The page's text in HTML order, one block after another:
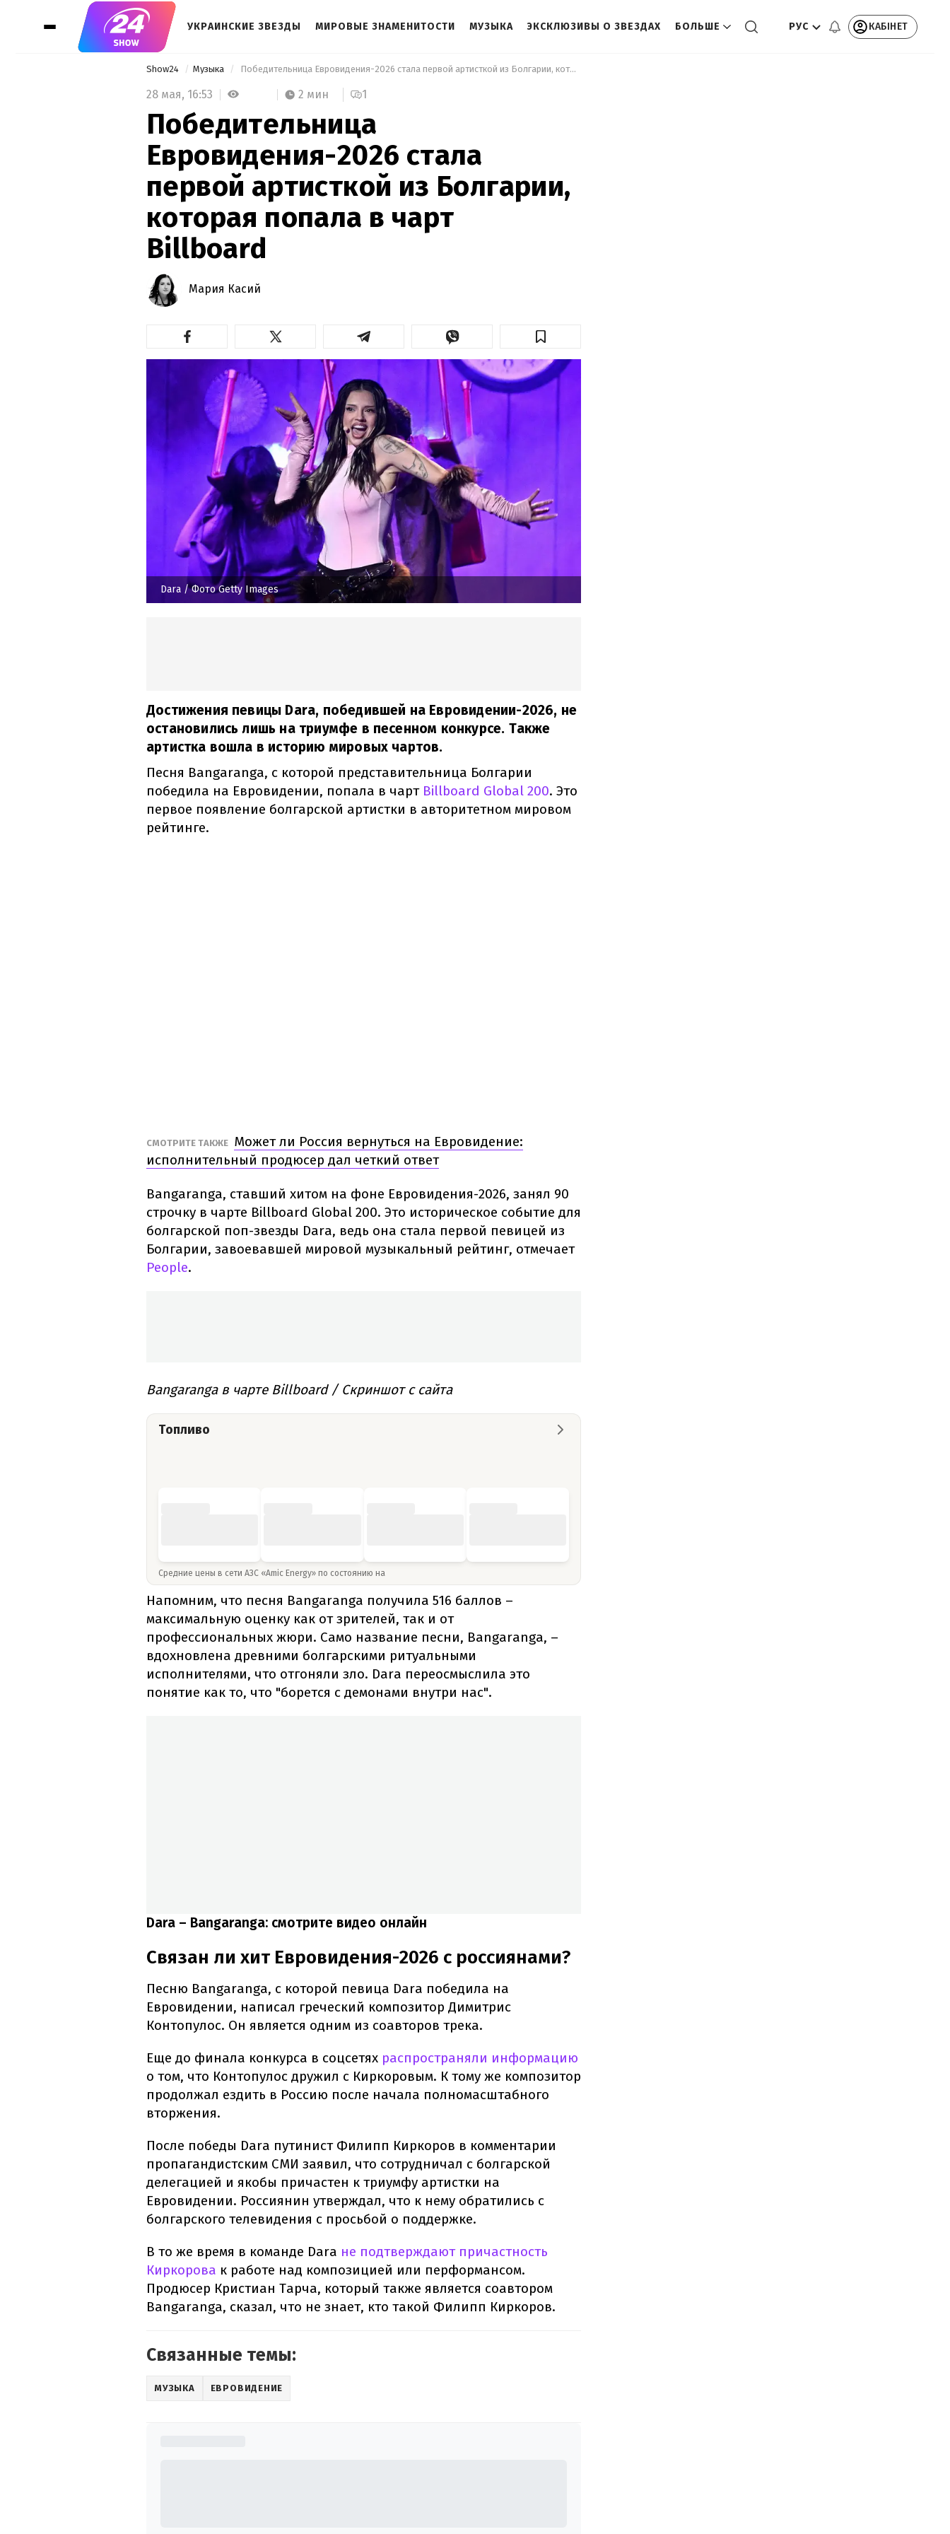
УКРАИНСКИЕ ЗВЕЗДЫ МИРОВЫЕ ЗНАМЕНИТОСТИ МУЗЫКА ЭКСКЛЮЗИВЫ О ЗВЕЗДАХ БОЛЬШЕ РУС КАБІНЕТ
Show24 Музыка Победительница Евровидения-2026 стала первой артисткой из Болгарии, которая попала в чарт Billboard
28 мая, 16:53 2 мин 1
Победительница
Евровидения-2026 стала
первой артисткой из Болгарии,
которая попала в чарт
Billboard
Мария Касий
Dara / Фото Getty Images
Достижения певицы Dara, победившей на Евровидении-2026, не
остановились лишь на триумфе в песенном конкурсе. Также
артистка вошла в историю мировых чартов.
Песня Bangaranga, с которой представительница Болгарии
победила на Евровидении, попала в чарт Billboard Global 200. Это
первое появление болгарской артистки в авторитетном мировом
рейтинге.
СМОТРИТЕ ТАКЖЕ Может ли Россия вернуться на Евровидение:
исполнительный продюсер дал четкий ответ
Bangaranga, ставший хитом на фоне Евровидения-2026, занял 90
строчку в чарте Billboard Global 200. Это историческое событие для
болгарской поп-звезды Dara, ведь она стала первой певицей из
Болгарии, завоевавшей мировой музыкальный рейтинг, отмечает
People.
Bangaranga в чарте Billboard / Скриншот с сайта
Топливо
Средние цены в сети АЗС «Amic Energy» по состоянию на
Напомним, что песня Bangaranga получила 516 баллов –
максимальную оценку как от зрителей, так и от
профессиональных жюри. Само название песни, Bangaranga, –
вдохновлена древними болгарскими ритуальными
исполнителями, что отгоняли зло. Dara переосмыслила это
понятие как то, что "борется с демонами внутри нас".
Dara – Bangaranga: смотрите видео онлайн
Связан ли хит Евровидения-2026 с россиянами?
Песню Bangaranga, с которой певица Dara победила на
Евровидении, написал греческий композитор Димитрис
Контопулос. Он является одним из соавторов трека.
Еще до финала конкурса в соцсетях распространяли информацию
о том, что Контопулос дружил с Киркоровым. К тому же композитор
продолжал ездить в Россию после начала полномасштабного
вторжения.
После победы Dara путинист Филипп Киркоров в комментарии
пропагандистским СМИ заявил, что сотрудничал с болгарской
делегацией и якобы причастен к триумфу артистки на
Евровидении. Россиянин утверждал, что к нему обратились с
болгарского телевидения с просьбой о поддержке.
В то же время в команде Dara не подтверждают причастность
Киркорова к работе над композицией или перформансом.
Продюсер Кристиан Тарча, который также является соавтором
Bangaranga, сказал, что не знает, кто такой Филипп Киркоров.
Связанные темы:
МУЗЫКА ЕВРОВИДЕНИЕ